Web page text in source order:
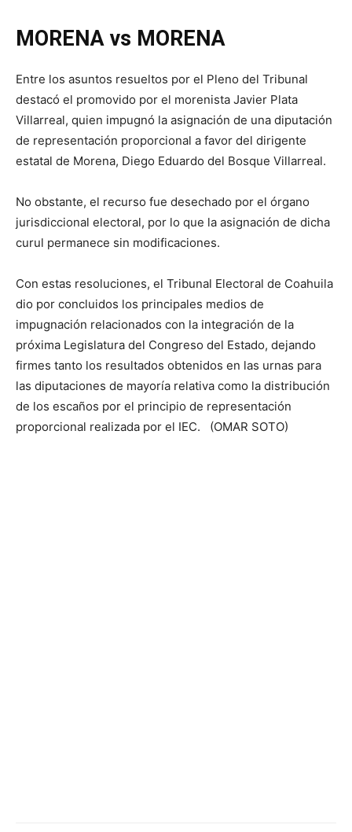
MORENA vs MORENA
Entre los asuntos resueltos por el Pleno del Tribunal
destacó el promovido por el morenista Javier Plata
Villarreal, quien impugnó la asignación de una diputación
de representación proporcional a favor del dirigente
estatal de Morena, Diego Eduardo del Bosque Villarreal.
No obstante, el recurso fue desechado por el órgano
jurisdiccional electoral, por lo que la asignación de dicha
curul permanece sin modificaciones.
Con estas resoluciones, el Tribunal Electoral de Coahuila
dio por concluidos los principales medios de
impugnación relacionados con la integración de la
próxima Legislatura del Congreso del Estado, dejando
firmes tanto los resultados obtenidos en las urnas para
las diputaciones de mayoría relativa como la distribución
de los escaños por el principio de representación
proporcional realizada por el IEC. (OMAR SOTO)